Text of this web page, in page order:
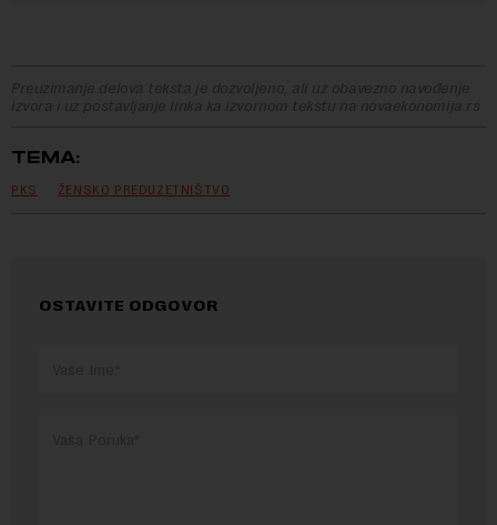
Preuzimanje delova teksta je dozvoljeno, ali uz obavezno navođenje
izvora i uz postavljanje linka ka izvornom tekstu na novaekonomija.rs
TEMA:
PKS ŽENSKO PREDUZETNIŠTVO
OSTAVITE ODGOVOR